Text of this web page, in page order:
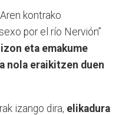
kontrako
por el río Nervión”
eta emakume
nola eraikitzen duen
izango dira, elikadura